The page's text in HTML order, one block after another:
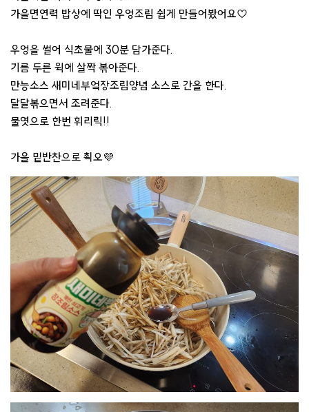
가을면연력 밥상에 딱인 우엉조림 쉽게 만들어봤어요♡
우엉을 썰어 식초물에 30분 담가준다.
기름 두른 윅에 살짝 볶아준다.
만능소스 새미네부엌장조림양념 소스로 간을 한다.
달달볶으면서 조려준다.
물엿으로 한번 휘리릭!!
가을 밑반찬으로 쵝오💜